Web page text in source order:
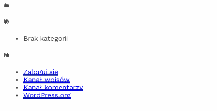
Archiwa
Kategorie
Brak kategorii
Meta
Zaloguj się
Kanał wpisów
Kanał komentarzy
WordPress.org